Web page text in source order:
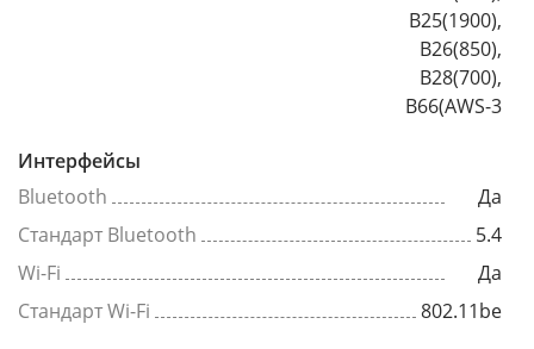
B25(1900),
B26(850),
B28(700),
B66(AWS-3
Интерфейсы
Bluetooth
Да
Стандарт Bluetooth
5.4
Wi-Fi
Да
Стандарт Wi-Fi
802.11be